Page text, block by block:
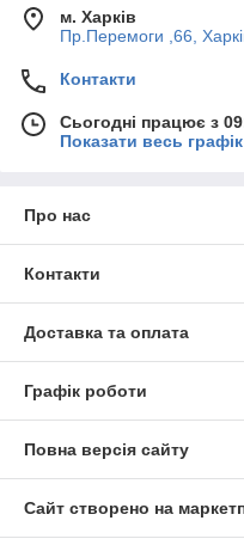
м. Харків
Пр.Перемоги ,66,
Контакти
Сьогодні працює з
Показати весь
Про нас
Контакти
Доставка та оплата
Графік роботи
Повна версія сайту
Сайт створено на